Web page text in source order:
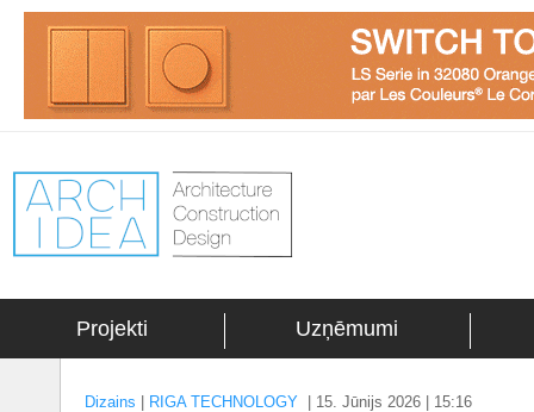
Projekti Uzņēmumi
Dizains RIGA TECHNOLOGY 15. Jūnijs 2026 | 15:16